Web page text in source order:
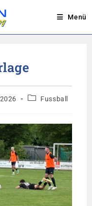
Menü
Beitrags-
Fussball